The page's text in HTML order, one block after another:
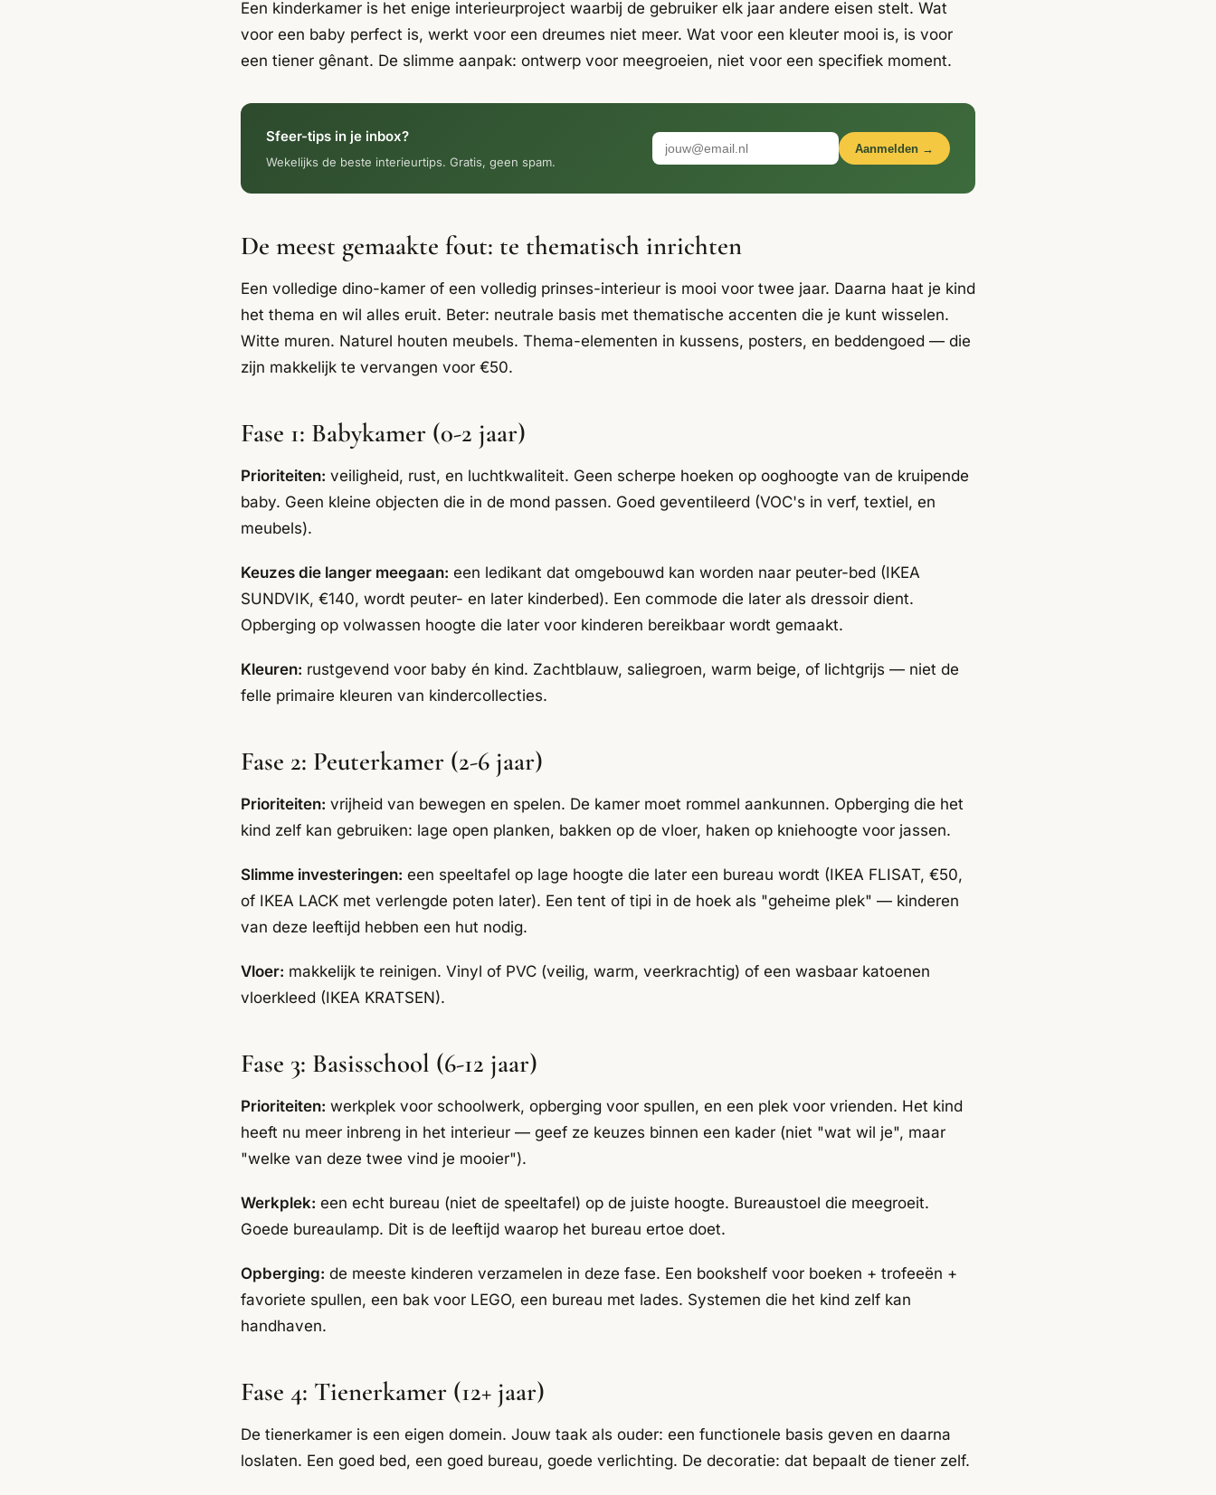
Een kinderkamer is het enige interieurproject waarbij de gebruiker elk jaar andere eisen stelt. Wat
voor een baby perfect is, werkt voor een dreumes niet meer. Wat voor een kleuter mooi is, is voor
een tiener gênant. De slimme aanpak: ontwerp voor meegroeien, niet voor een specifiek moment.
Sfeer-tips in je inbox?
Wekelijks de beste interieurtips. Gratis, geen spam.
Aanmelden →
De meest gemaakte fout: te thematisch inrichten
Een volledige dino-kamer of een volledig prinses-interieur is mooi voor twee jaar. Daarna haat je kind
het thema en wil alles eruit. Beter: neutrale basis met thematische accenten die je kunt wisselen.
Witte muren. Naturel houten meubels. Thema-elementen in kussens, posters, en beddengoed — die
zijn makkelijk te vervangen voor €50.
Fase 1: Babykamer (0-2 jaar)
Prioriteiten: veiligheid, rust, en luchtkwaliteit. Geen scherpe hoeken op ooghoogte van de kruipende
baby. Geen kleine objecten die in de mond passen. Goed geventileerd (VOC's in verf, textiel, en
meubels).
Keuzes die langer meegaan: een ledikant dat omgebouwd kan worden naar peuter-bed (IKEA
SUNDVIK, €140, wordt peuter- en later kinderbed). Een commode die later als dressoir dient.
Opberging op volwassen hoogte die later voor kinderen bereikbaar wordt gemaakt.
Kleuren: rustgevend voor baby én kind. Zachtblauw, saliegroen, warm beige, of lichtgrijs — niet de
felle primaire kleuren van kindercollecties.
Fase 2: Peuterkamer (2-6 jaar)
Prioriteiten: vrijheid van bewegen en spelen. De kamer moet rommel aankunnen. Opberging die het
kind zelf kan gebruiken: lage open planken, bakken op de vloer, haken op kniehoogte voor jassen.
Slimme investeringen: een speeltafel op lage hoogte die later een bureau wordt (IKEA FLISAT, €50,
of IKEA LACK met verlengde poten later). Een tent of tipi in de hoek als "geheime plek" — kinderen
van deze leeftijd hebben een hut nodig.
Vloer: makkelijk te reinigen. Vinyl of PVC (veilig, warm, veerkrachtig) of een wasbaar katoenen
vloerkleed (IKEA KRATSEN).
Fase 3: Basisschool (6-12 jaar)
Prioriteiten: werkplek voor schoolwerk, opberging voor spullen, en een plek voor vrienden. Het kind
heeft nu meer inbreng in het interieur — geef ze keuzes binnen een kader (niet "wat wil je", maar
"welke van deze twee vind je mooier").
Werkplek: een echt bureau (niet de speeltafel) op de juiste hoogte. Bureaustoel die meegroeit.
Goede bureaulamp. Dit is de leeftijd waarop het bureau ertoe doet.
Opberging: de meeste kinderen verzamelen in deze fase. Een bookshelf voor boeken + trofeeën +
favoriete spullen, een bak voor LEGO, een bureau met lades. Systemen die het kind zelf kan
handhaven.
Fase 4: Tienerkamer (12+ jaar)
De tienerkamer is een eigen domein. Jouw taak als ouder: een functionele basis geven en daarna
loslaten. Een goed bed, een goed bureau, goede verlichting. De decoratie: dat bepaalt de tiener zelf.